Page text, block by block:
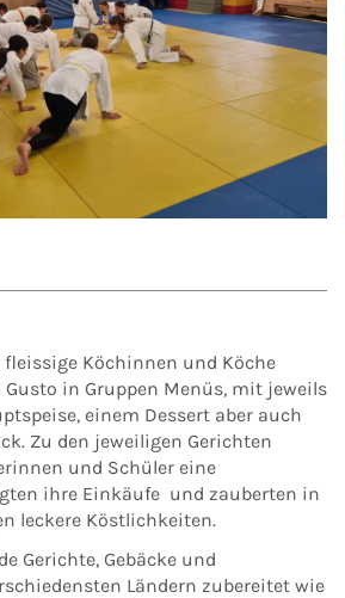
Köchinnen und Köche
in Gruppen Menüs, mit jeweils
einem Dessert aber auch
Zu den jeweiligen Gerichten
und Schüler eine
ihre Einkäufe und zauberten in
leckere Köstlichkeiten.
Gerichte, Gebäcke und
Ländern zubereitet wie